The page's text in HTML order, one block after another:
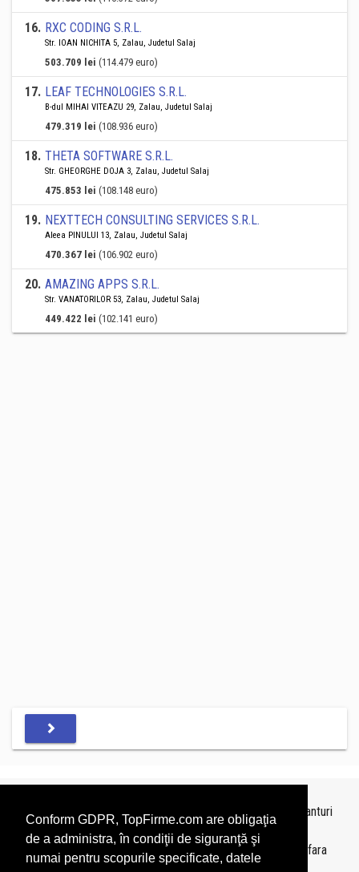
Conform GDPR, TopFirme.com are obligaţia
de a administra, în condiţii de siguranţă şi
numai pentru scopurile specificate, datele
16. RXC CODING S.R.L.
Str. IOAN NICHITA 5, Zalau, Judetul Salaj
503.709 lei (114.479 euro)
17. LEAF TECHNOLOGIES S.R.L.
B-dul MIHAI VITEAZU 29, Zalau, Judetul Salaj
479.319 lei (108.936 euro)
18. THETA SOFTWARE S.R.L.
Str. GHEORGHE DOJA 3, Zalau, Judetul Salaj
475.853 lei (108.148 euro)
19. NEXTTECH CONSULTING SERVICES S.R.L.
Aleea PINULUI 13, Zalau, Judetul Salaj
470.367 lei (106.902 euro)
20. AMAZING APPS S.R.L.
Str. VANATORILOR 53, Zalau, Judetul Salaj
449.422 lei (102.141 euro)
Topurile sunt realizate deTopFirme
pe baza ultimelor bilanturi
depuse si au scop informativ.
Este interzisa folosirea topurilor fara acordul TopFirme si fara